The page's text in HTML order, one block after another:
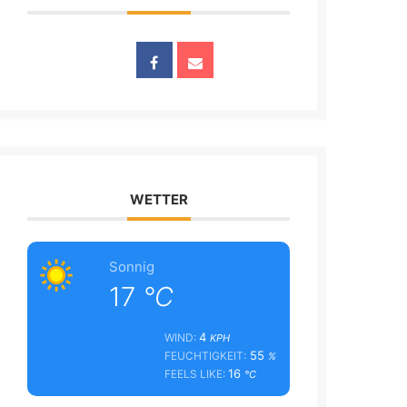
WETTER
Sonnig
17 °C
WIND:4 KPH
FEUCHTIGKEIT: 55 %
FEELS LIKE:16 °C